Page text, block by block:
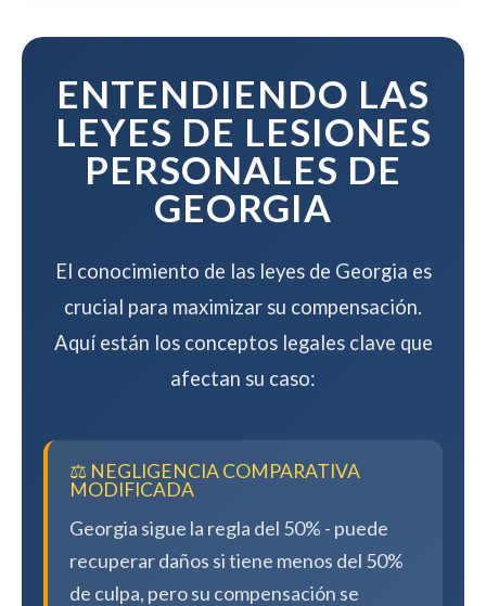
mientras maximizamos su
ENTENDIENDO LAS
LEYES DE LESIONES
PERSONALES DE
GEORGIA
El conocimiento de las leyes de Georgia es
crucial para maximizar su compensación.
Aquí están los conceptos legales clave que
afectan su caso:
⚖️ NEGLIGENCIA COMPARATIVA
MODIFICADA
Georgia sigue la regla del 50% - puede
recuperar daños si tiene menos del 50%
de culpa, pero su compensación se